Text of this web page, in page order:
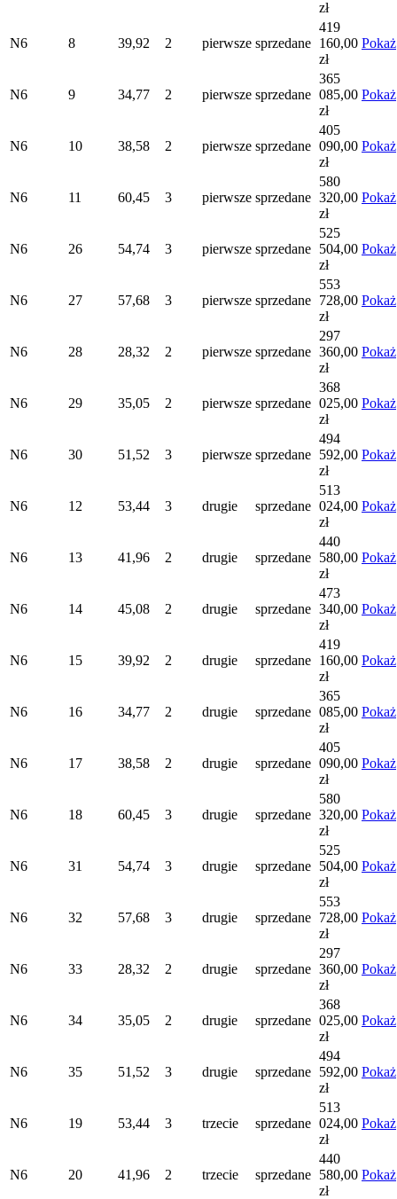
zł
N6 8 39,92 2 pierwsze sprzedane
419
160,00
zł
Pokaż
N6 9 34,77 2 pierwsze sprzedane
365
085,00
zł
Pokaż
N6 10 38,58 2 pierwsze sprzedane
405
090,00
zł
Pokaż
N6 11 60,45 3 pierwsze sprzedane
580
320,00
zł
Pokaż
N6 26 54,74 3 pierwsze sprzedane
525
504,00
zł
Pokaż
N6 27 57,68 3 pierwsze sprzedane
553
728,00
zł
Pokaż
N6 28 28,32 2 pierwsze sprzedane
297
360,00
zł
Pokaż
N6 29 35,05 2 pierwsze sprzedane
368
025,00
zł
Pokaż
N6 30 51,52 3 pierwsze sprzedane
494
592,00
zł
Pokaż
N6 12 53,44 3 drugie sprzedane
513
024,00
zł
Pokaż
N6 13 41,96 2 drugie sprzedane
440
580,00
zł
Pokaż
N6 14 45,08 2 drugie sprzedane
473
340,00
zł
Pokaż
N6 15 39,92 2 drugie sprzedane
419
160,00
zł
Pokaż
N6 16 34,77 2 drugie sprzedane
365
085,00
zł
Pokaż
N6 17 38,58 2 drugie sprzedane
405
090,00
zł
Pokaż
N6 18 60,45 3 drugie sprzedane
580
320,00
zł
Pokaż
N6 31 54,74 3 drugie sprzedane
525
504,00
zł
Pokaż
N6 32 57,68 3 drugie sprzedane
553
728,00
zł
Pokaż
N6 33 28,32 2 drugie sprzedane
297
360,00
zł
Pokaż
N6 34 35,05 2 drugie sprzedane
368
025,00
zł
Pokaż
N6 35 51,52 3 drugie sprzedane
494
592,00
zł
Pokaż
N6 19 53,44 3 trzecie sprzedane
513
024,00
zł
Pokaż
N6 20 41,96 2 trzecie sprzedane
440
580,00
zł
Pokaż